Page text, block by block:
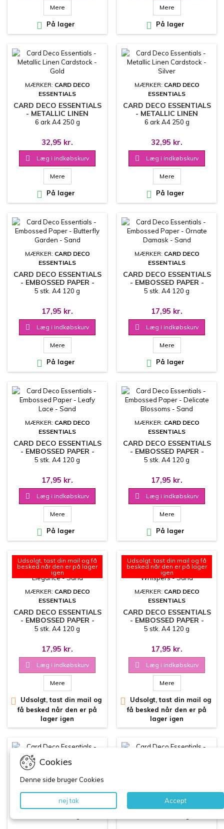
Mere
 På lager
Mere
 På lager
MÆRKER: CARD DECO
ESSENTIALS
CARD DECO ESSENTIALS
- METALLIC LINEN
CARDSTOCK - GOLD
6 ark A4 250 g
32,95 kr.
 Læg i indkøbskurv
Mere
 På lager
MÆRKER: CARD DECO
ESSENTIALS
CARD DECO ESSENTIALS
- METALLIC LINEN
CARDSTOCK - SILVER
6 ark A4 250 g
32,95 kr.
 Læg i indkøbskurv
Mere
 På lager
MÆRKER: CARD DECO
ESSENTIALS
CARD DECO ESSENTIALS
- EMBOSSED PAPER -
BUTTERFLY GARDEN -
5 stk. A4 120 g
17,95 kr.
 Læg i indkøbskurv
Mere
 På lager
MÆRKER: CARD DECO
ESSENTIALS
CARD DECO ESSENTIALS
- EMBOSSED PAPER -
ORNATE DAMASK - SAND
5 stk. A4 120 g
17,95 kr.
 Læg i indkøbskurv
Mere
 På lager
MÆRKER: CARD DECO
ESSENTIALS
CARD DECO ESSENTIALS
- EMBOSSED PAPER -
LEAFY LACE - SAND
5 stk. A4 120 g
17,95 kr.
 Læg i indkøbskurv
Mere
 På lager
MÆRKER: CARD DECO
ESSENTIALS
CARD DECO ESSENTIALS
- EMBOSSED PAPER -
DELICATE BLOSSOMS -
5 stk. A4 120 g
17,95 kr.
 Læg i indkøbskurv
Mere
 På lager
Udsolgt, tast din mail og få
besked når den er på lager
igen
MÆRKER: CARD DECO
ESSENTIALS
CARD DECO ESSENTIALS
- EMBOSSED PAPER -
BLOOMING ELEGANCE -
5 stk. A4 120 g
17,95 kr.
 Læg i indkøbskurv
Mere

Udsolgt, tast din mail og
få besked når den er på
lager igen
Udsolgt, tast din mail og få
besked når den er på lager
igen
MÆRKER: CARD DECO
ESSENTIALS
CARD DECO ESSENTIALS
- EMBOSSED PAPER -
FLORAL WHISPERS -
5 stk. A4 120 g
17,95 kr.
 Læg i indkøbskurv
Mere

Udsolgt, tast din mail og
få besked når den er på
lager igen
MÆRKER:CARD DECO
CARD DECO ESSENTIALS
- EMBOSSED PAPER -
CARD DECO ESSENTIALS
- EMBOSSED PAPER -
SAND
Cookies
Denne side bruger Cookies
nej tak Accept